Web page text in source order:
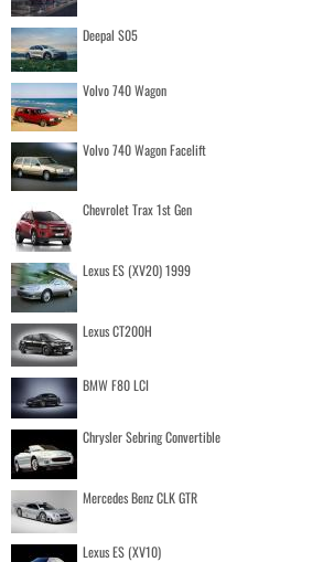
Deepal S05
Volvo 740 Wagon
Volvo 740 Wagon Facelift
Chevrolet Trax 1st Gen
Lexus ES (XV20) 1999
Lexus CT200H
BMW F80 LCI
Chrysler Sebring Convertible
Mercedes Benz CLK GTR
Lexus ES (XV10)